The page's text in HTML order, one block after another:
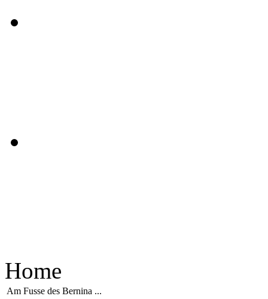
Home
Am Fusse des Bernina ...